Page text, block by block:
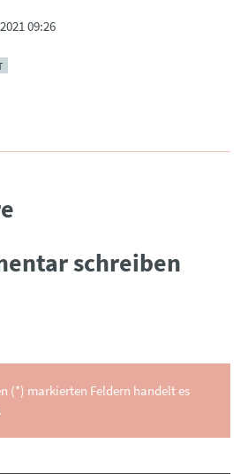
09:26
schreiben
(*) markierten Feldern handelt es